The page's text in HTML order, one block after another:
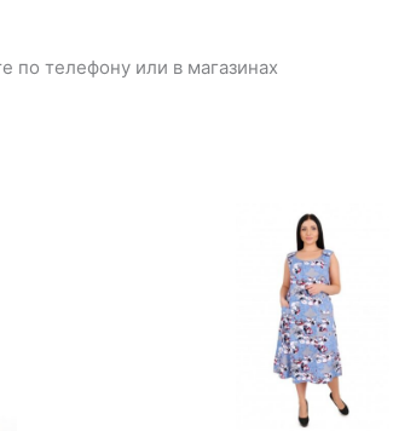
по телефону или в магазинах